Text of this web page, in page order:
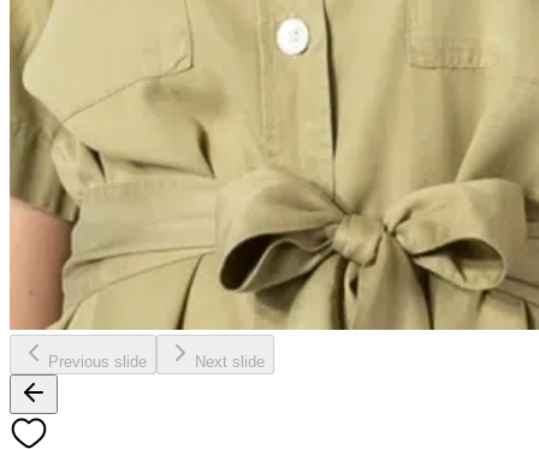
Previous slide Next slide